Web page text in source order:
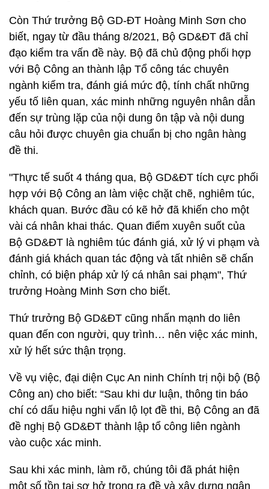
Còn Thứ trưởng Bộ GD-ĐT Hoàng Minh Sơn cho
biết, ngay từ đầu tháng 8/2021, Bộ GD&ĐT đã chỉ
đạo kiểm tra vấn đề này. Bộ đã chủ động phối hợp
với Bộ Công an thành lập Tổ công tác chuyên
ngành kiểm tra, đánh giá mức độ, tính chất những
yếu tố liên quan, xác minh những nguyên nhân dẫn
đến sự trùng lặp của nội dung ôn tập và nội dung
câu hỏi được chuyên gia chuẩn bị cho ngân hàng
đề thi.
"Thực tế suốt 4 tháng qua, Bộ GD&ĐT tích cực phối
hợp với Bộ Công an làm việc chặt chẽ, nghiêm túc,
khách quan. Bước đầu có kẽ hở đã khiến cho một
vài cá nhân khai thác. Quan điểm xuyên suốt của
Bộ GD&ĐT là nghiêm túc đánh giá, xử lý vi phạm và
đánh giá khách quan tác động và tất nhiên sẽ chấn
chỉnh, có biện pháp xử lý cá nhân sai phạm", Thứ
trưởng Hoàng Minh Sơn cho biết.
Thứ trưởng Bộ GD&ĐT cũng nhấn mạnh do liên
quan đến con người, quy trình… nên việc xác minh,
xử lý hết sức thận trọng.
Về vụ việc, đại diện Cục An ninh Chính trị nội bộ (Bộ
Công an) cho biết: “Sau khi dư luận, thông tin báo
chí có dấu hiệu nghi vấn lộ lọt đề thi, Bộ Công an đã
đề nghị Bộ GD&ĐT thành lập tổ công liên ngành
vào cuộc xác minh.
Sau khi xác minh, làm rõ, chúng tôi đã phát hiện
một số tồn tại sơ hở trong ra đề và xây dựng ngân